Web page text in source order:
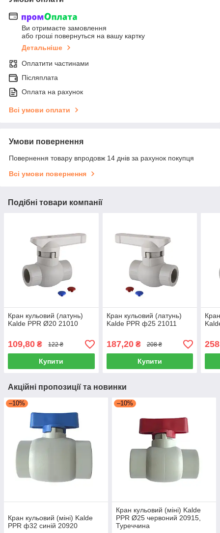
Ви отримаєте замовлення
або гроші повернуться на вашу картку
Детальніше
Оплатити частинами
Післяплата
Оплата на рахунок
Всі умови оплати
Умови повернення
Повернення товару впродовж 14 днів за рахунок покупця
Всі умови повернення
Подібні товари компанії
Кран кульовий (латунь)
Kalde PPR Ø20 21010
109,80 ₴ 122 ₴
Купити
Кран кульовий (латунь)
Kalde PPR ф25 21011
187,20₴ 208 ₴
Купити
Акційні пропозиції та новинки
–10%
Кран кульовий (міні) Kalde
PPR ф32 синій 20920
–10%
Кран кульовий (міні) Kalde
PPR Ø25 червоний 20915,
Туреччина